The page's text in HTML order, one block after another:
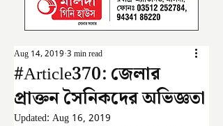
#Article370: জেলার
প্রাক্তন সৈনিকদের অভিজ্ঞতা
Aug 14, 2019 3 min read
Updated: Aug 16, 2019